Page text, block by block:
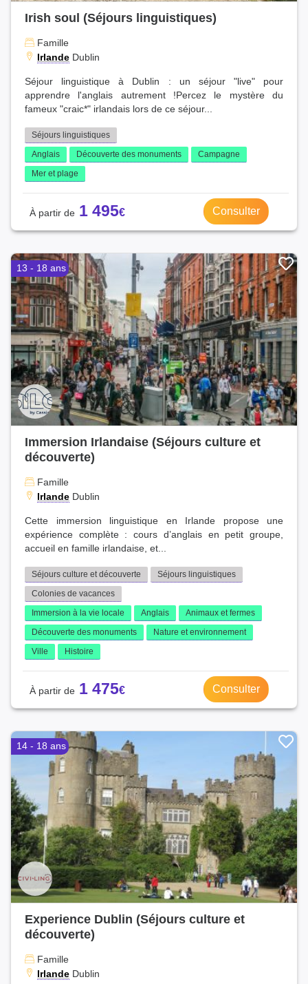
Irish soul (Séjours linguistiques)
Famille
Irlande Dublin
Séjour linguistique à Dublin : un séjour "live" pour
apprendre l'anglais autrement !Percez le mystère du
fameux "craic*" irlandais lors de ce séjour...
Séjours linguistiques
Anglais
Découverte des monuments
Campagne
Mer et plage
1 495 Consulter
13 - 18 ans
Immersion Irlandaise (Séjours culture et
découverte)
Famille
Irlande Dublin
Cette immersion linguistique en Irlande propose une
expérience complète : cours d’anglais en petit groupe,
accueil en famille irlandaise, et...
Séjours culture et découverte
Séjours linguistiques
Colonies de vacances
Immersion à la vie locale
Anglais
Animaux et fermes
Découverte des monuments
Nature et environnement
Ville
Histoire
1 475 Consulter
14 - 18 ans
Experience Dublin (Séjours culture et
découverte)
Famille
Irlande Dublin